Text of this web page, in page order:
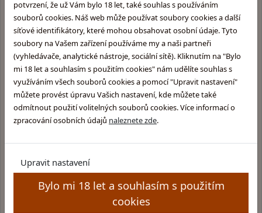
potvrzení, že už Vám bylo 18 let, také souhlas s používáním
souborů cookies. Náš web může používat soubory cookies a další
síťové identifikátory, které mohou obsahovat osobní údaje. Tyto
soubory na Vašem zařízení používáme my a naši partneři
(vyhledávače, analytické nástroje, sociální sítě). Kliknutím na "Bylo
mi 18 let a souhlasím s použitím cookies" nám udělíte souhlas s
využíváním všech souborů cookies a pomocí "Upravit nastavení"
můžete provést úpravu Vašich nastavení, kde můžete také
odmítnout použití volitelných souborů cookies. Více informací o
zpracování osobních údajů naleznete zde.
Upravit nastavení
Bylo mi 18 let a souhlasím s použitím
cookies
Pročnakupovat u nás?
Rychlé a bezpečné dodání
Dárky k nákupu, fan shop